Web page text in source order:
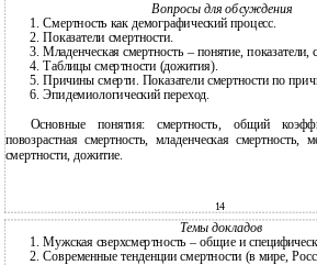
Вопросы для обсуждения
1. Смертность как демографический процесс.
2. Показатели смертности.
3. Младенческая смертность – понятие, показатели,
4. Таблицы смертности (дожития).
5. Причины смерти. Показатели смертности по
6. Эпидемиологический переход.
Основные понятия: смертность, общий
повозрастная смертность, младенческая смертность,
смертности, дожитие.
14
Темы докладов
1. Мужская сверхсмертность – общие и
2. Современные тенденции смертности (в мире,